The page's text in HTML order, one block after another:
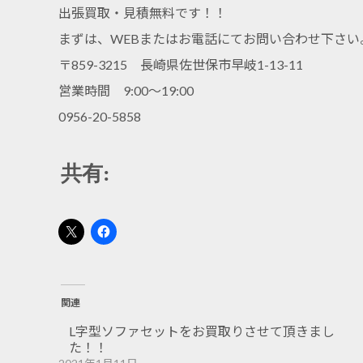
出張買取・見積無料です！！
まずは、WEBまたはお電話にてお問い合わせ下さい
〒859-3215 長崎県佐世保市早岐1-13-11
営業時間 9:00～19:00
0956-20-5858
共有:
関連
L字型ソファセットをお買取りさせて頂きまし
た！！